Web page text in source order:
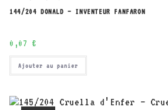
144/204 DONALD – INVENTEUR FANFARON
0,07 €
Ajouter au panier